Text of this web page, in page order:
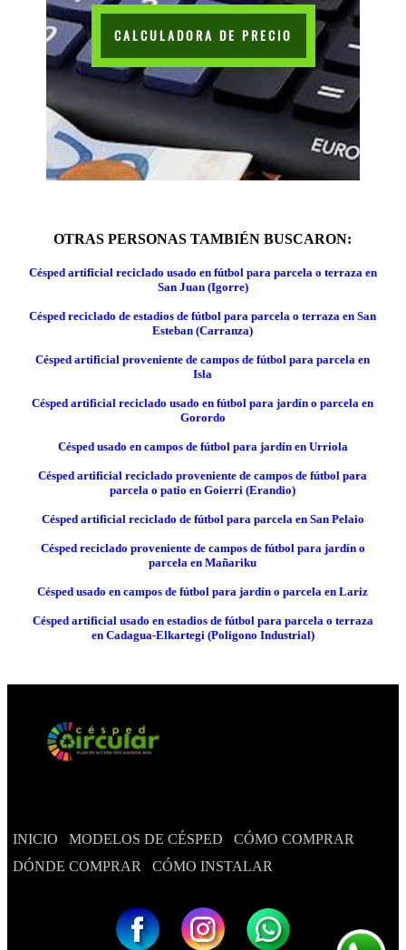
CALCULADORA DE PRECIO
OTRAS PERSONAS TAMBIÉN BUSCARON:
Césped artificial reciclado usado en fútbol para parcela o terraza en
San Juan (Igorre)
Césped reciclado de estadios de fútbol para parcela o terraza en San
Esteban (Carranza)
Césped artificial proveniente de campos de fútbol para parcela en
Isla
Césped artificial reciclado usado en fútbol para jardín o parcela en
Gorordo
Césped usado en campos de fútbol para jardín en Urriola
Césped artificial reciclado proveniente de campos de fútbol para
parcela o patio en Goierri (Erandio)
Césped artificial reciclado de fútbol para parcela en San Pelaio
Césped reciclado proveniente de campos de fútbol para jardín o
parcela en Mañariku
Césped usado en campos de fútbol para jardín o parcela en Lariz
Césped artificial usado en estadios de fútbol para parcela o terraza
en Cadagua-Elkartegi (Poligono Industrial)
INICIO MODELOS DE CÉSPED
CÓMO COMPRAR
DÓNDE COMPRAR
CÓMO INSTALAR